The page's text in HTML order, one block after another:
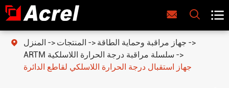
  
 المنزل المنتجات
جهاز مراقبة وحماية الطاقة
ARTM سلسلة مراقبة درجة الحرارة اللاسلكية
جهاز استقبال درجة الحرارة اللاسلكي لقاطع الدائرة